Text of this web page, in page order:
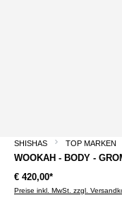
SHISHAS TOP MARKEN
WOOKAH - BODY -
€ 420,00*
Preise inkl. MwSt. zzgl.